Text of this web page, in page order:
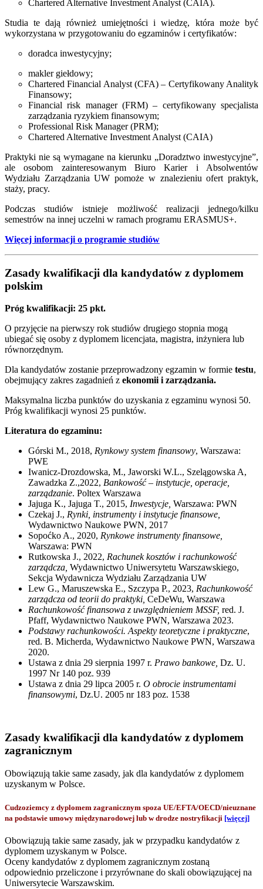
Chartered Alternative Investment Analyst (CAIA).
Studia te dają również umiejętności i wiedzę, która może być
wykorzystana w przygotowaniu do egzaminów i certyfikatów:
doradca inwestycyjny;
makler giełdowy;
Chartered Financial Analyst (CFA) – Certyfikowany Analityk
Finansowy;
Financial risk manager (FRM) – certyfikowany specjalista
zarządzania ryzykiem finansowym;
Professional Risk Manager (PRM);
Chartered Alternative Investment Analyst (CAIA)
Praktyki nie są wymagane na kierunku „Doradztwo inwestycyjne”,
ale osobom zainteresowanym Biuro Karier i Absolwentów
Wydziału Zarządzania UW pomoże w znalezieniu ofert praktyk,
staży, pracy.
Podczas studiów istnieje możliwość realizacji jednego/kilku
semestrów na innej uczelni w ramach programu ERASMUS+.
Więcej informacji o programie studiów
Zasady kwalifikacji dla kandydatów z dyplomem
polskim
Próg kwalifikacji: 25 pkt.
O przyjęcie na pierwszy rok studiów drugiego stopnia mogą
ubiegać się osoby z dyplomem licencjata, magistra, inżyniera lub
równorzędnym.
Dla kandydatów zostanie przeprowadzony egzamin w formie testu,
obejmujący zakres zagadnień z ekonomii i zarządzania.
Maksymalna liczba punktów do uzyskania z egzaminu wynosi 50.
Próg kwalifikacji wynosi 25 punktów.
Literatura do egzaminu:
Górski M., 2018, Rynkowy system finansowy, Warszawa:
PWE
Iwanicz-Drozdowska, M., Jaworski W.L., Szelągowska A,
Zawadzka Z.,2022, Bankowość – instytucje, operacje,
zarządzanie. Poltex Warszawa
Jajuga K., Jajuga T., 2015, Inwestycje, Warszawa: PWN
Czekaj J., Rynki, instrumenty i instytucje finansowe,
Wydawnictwo Naukowe PWN, 2017
Sopoćko A., 2020, Rynkowe instrumenty finansowe,
Warszawa: PWN
Rutkowska J., 2022, Rachunek kosztów i rachunkowość
zarządcza, Wydawnictwo Uniwersytetu Warszawskiego,
Sekcja Wydawnicza Wydziału Zarządzania UW
Lew G., Maruszewska E., Szczypa P., 2023, Rachunkowość
zarządcza od teorii do praktyki, CeDeWu, Warszawa
Rachunkowość finansowa z uwzględnieniem MSSF, red. J.
Pfaff, Wydawnictwo Naukowe PWN, Warszawa 2023.
Podstawy rachunkowości. Aspekty teoretyczne i praktyczne,
red. B. Micherda, Wydawnictwo Naukowe PWN, Warszawa
2020.
Ustawa z dnia 29 sierpnia 1997 r. Prawo bankowe, Dz. U.
1997 Nr 140 poz. 939
Ustawa z dnia 29 lipca 2005 r. O obrocie instrumentami
finansowymi, Dz.U. 2005 nr 183 poz. 1538
Zasady kwalifikacji dla kandydatów z dyplomem
zagranicznym
Obowiązują takie same zasady, jak dla kandydatów z dyplomem
uzyskanym w Polsce.
Cudzoziemcy z dyplomem zagranicznym spoza UE/EFTA/OECD/nieuznane
na podstawie umowy międzynarodowej lub w drodze nostryfikacji [więcej]
Obowiązują takie same zasady, jak w przypadku kandydatów z
dyplomem uzyskanym w Polsce.
Oceny kandydatów z dyplomem zagranicznym zostaną
odpowiednio przeliczone i przyrównane do skali obowiązującej na
Uniwersytecie Warszawskim.